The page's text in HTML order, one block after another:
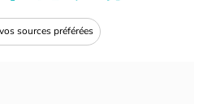
sources préférées